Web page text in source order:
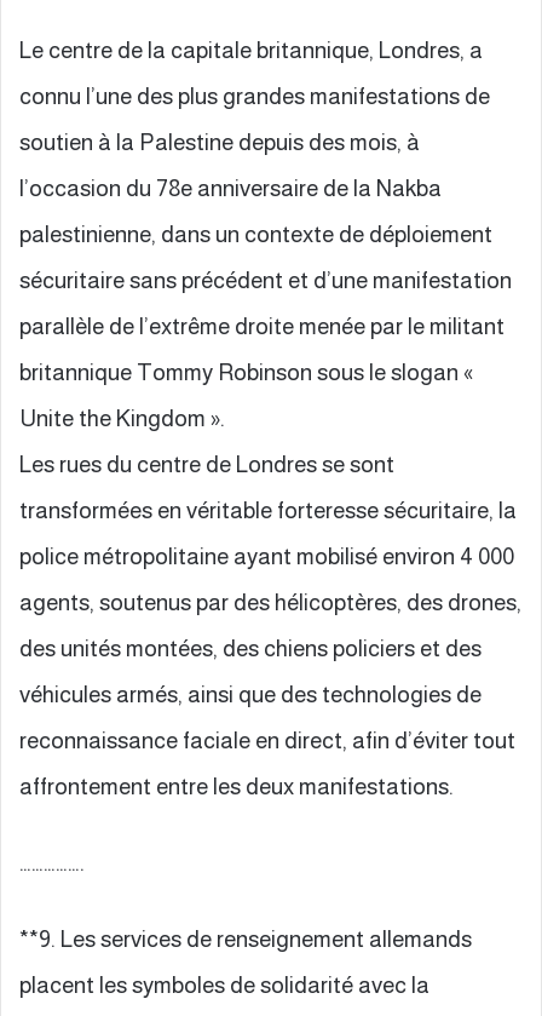
Le centre de la capitale britannique, Londres, a
connu l’une des plus grandes manifestations de
soutien à la Palestine depuis des mois, à
l’occasion du 78e anniversaire de la Nakba
palestinienne, dans un contexte de déploiement
sécuritaire sans précédent et d’une manifestation
parallèle de l’extrême droite menée par le militant
britannique Tommy Robinson sous le slogan «
Unite the Kingdom ».
Les rues du centre de Londres se sont
transformées en véritable forteresse sécuritaire, la
police métropolitaine ayant mobilisé environ 4 000
agents, soutenus par des hélicoptères, des drones,
des unités montées, des chiens policiers et des
véhicules armés, ainsi que des technologies de
reconnaissance faciale en direct, afin d’éviter tout
affrontement entre les deux manifestations.
…………….
**9. Les services de renseignement allemands
placent les symboles de solidarité avec la